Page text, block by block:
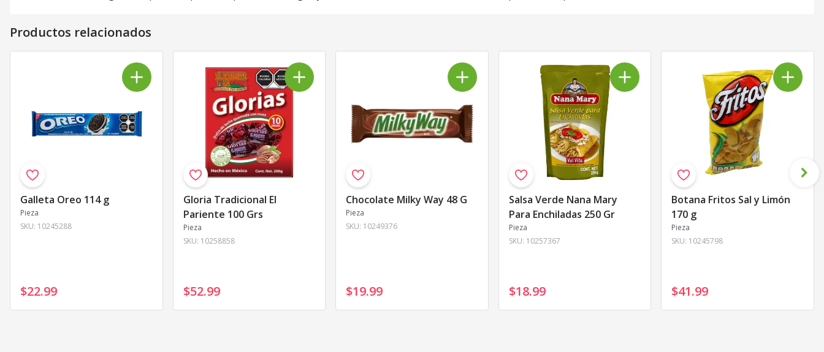
Productos relacionados
Galleta Oreo 114 g
Pieza
SKU: 10245288
$22.99
Gloria Tradicional El
Pariente 100 Grs
Pieza
SKU: 10258858
$52.99
Chocolate Milky Way 48 G
Pieza
SKU: 10249376
$19.99
Salsa Verde Nana Mary
Para Enchiladas 250 Gr
Pieza
SKU: 10257367
$18.99
Botana Fritos Sal y Limón
170 g
Pieza
SKU: 10245798
$41.99